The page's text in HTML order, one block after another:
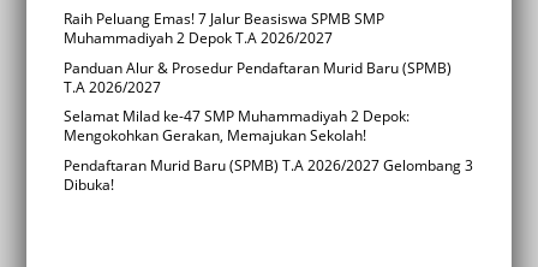
Raih Peluang Emas! 7 Jalur Beasiswa SPMB SMP
Muhammadiyah 2 Depok T.A 2026/2027
Panduan Alur & Prosedur Pendaftaran Murid Baru (SPMB)
T.A 2026/2027
Selamat Milad ke-47 SMP Muhammadiyah 2 Depok:
Mengokohkan Gerakan, Memajukan Sekolah!
Pendaftaran Murid Baru (SPMB) T.A 2026/2027 Gelombang 3
Dibuka!